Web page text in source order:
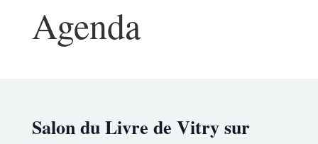
Agenda
Salon du Livre de Vitry sur